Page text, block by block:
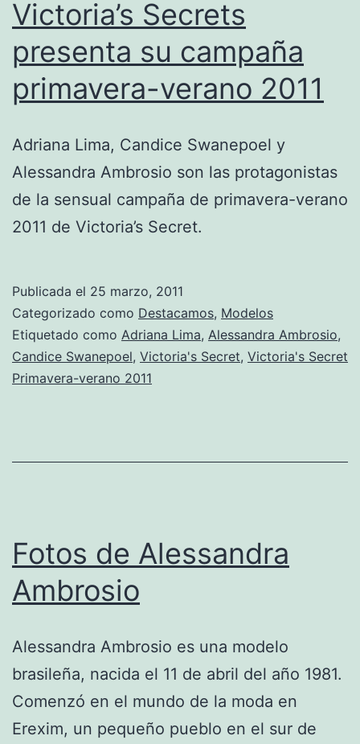
Victoria’s Secrets
presenta su campaña
primavera-verano 2011
Adriana Lima, Candice Swanepoel y
Alessandra Ambrosio son las protagonistas
de la sensual campaña de primavera-verano
2011 de Victoria’s Secret.
Publicada el 25 marzo, 2011
Categorizado como Destacamos, Modelos
Etiquetado como Adriana Lima, Alessandra Ambrosio,
Candice Swanepoel, Victoria's Secret, Victoria's Secret
Primavera-verano 2011
Fotos de Alessandra
Ambrosio
Alessandra Ambrosio es una modelo
brasileña, nacida el 11 de abril del año 1981.
Comenzó en el mundo de la moda en
Erexim, un pequeño pueblo en el sur de